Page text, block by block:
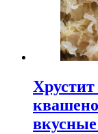
вкусные